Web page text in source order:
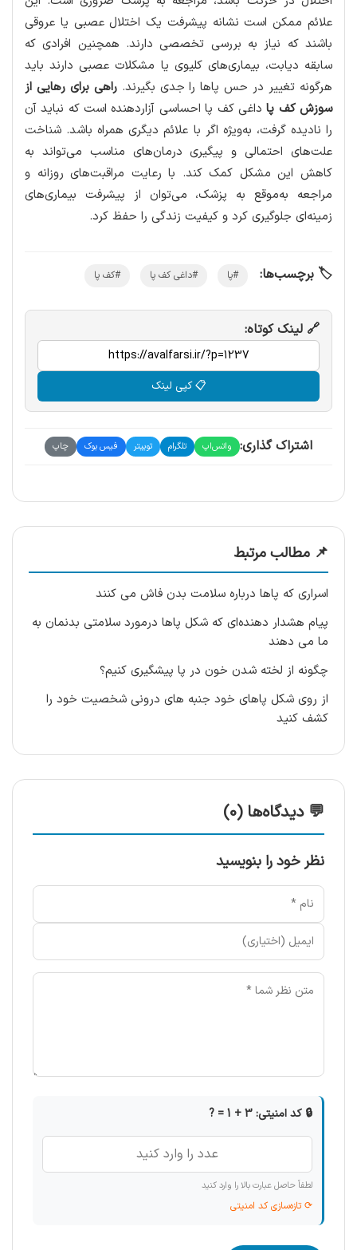
علائم ممکن است نشانه پیشرفت یک اختلال عصبی یا عروقی
باشند که نیاز به بررسی تخصصی دارند. همچنین افرادی که
سابقه دیابت، بیماری‌های کلیوی یا مشکلات عصبی دارند باید
هرگونه تغییر در حس پاها را جدی بگیرند.راهی برای رهایی از
سوزش کف پاداغی کف پا احساسی آزاردهنده است که نباید آن
را نادیده گرفت، به‌ویژه اگر با علائم دیگری همراه باشد. شناخت
علت‌های احتمالی و پیگیری درمان‌های مناسب می‌تواند به
کاهش این مشکل کمک کند. با رعایت مراقبت‌های روزانه و
مراجعه به‌موقع به پزشک، می‌توان از پیشرفت بیماری‌های
زمینه‌ای جلوگیری کرد و کیفیت زندگی را حفظ کرد.
🏷️ برچسب‌ها: #پا #داغی کف پا #کف پا
🔗 لینک کوتاه:
📋 کپی لینک
اشتراک گذاری: واتس‌اپ تلگرام توییتر فیس بوک چاپ
📌 مطالب مرتبط
اسراری که پاها درباره سلامت بدن فاش می کنند
پیام هشدار دهنده‌ای که شکل پاها درمورد سلامتی بدنمان به
ما می دهند
چگونه از لخته شدن خون در پا پیشگیری کنیم؟
از روی شکل پاهای خود جنبه های درونی شخصیت خود را
کشف کنید
💬 دیدگاه‌ها (0)
نظر خود را بنویسید
🔒 کد امنیتی: 3 + 1 = ?
لطفاً حاصل عبارت بالا را وارد کنید
⟳ تازه‌سازی کد امنیتی